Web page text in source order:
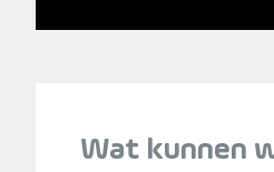
Wat kunnen